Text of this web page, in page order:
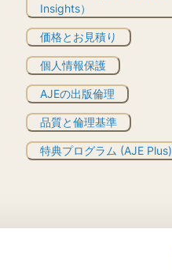
Insights）
価格とお見積り
個人情報保護
AJEの出版倫理
品質と倫理基準
特典プログラム (AJE Plus)